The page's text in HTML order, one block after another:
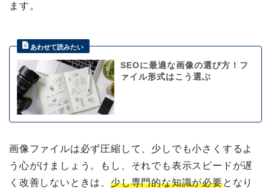
ます。
SEOに最適な画像の選び方！フ
ァイル形式はこう選ぶ
画像ファイルは必ず圧縮して、少しでも小さくするよ
う心がけましょう。もし、それでも表示スピードが遅
く改善しないときは、 少し専門的な知識が必要となり